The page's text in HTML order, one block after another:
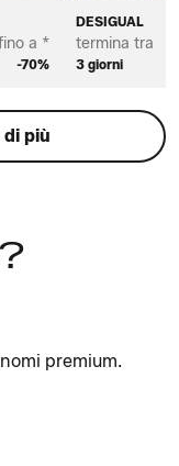
a *
-70%
DESIGUAL
termina tra
3 giorni
più
premium.